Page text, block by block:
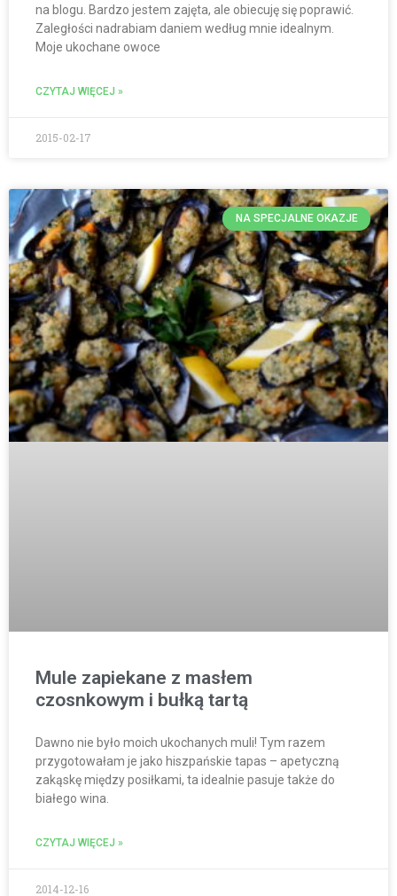
na blogu. Bardzo jestem zajęta, ale obiecuję się poprawić.
Zaległości nadrabiam daniem według mnie idealnym.
Moje ukochane owoce
CZYTAJ WIĘCEJ »
2015-02-17
NA SPECJALNE OKAZJE
Mule zapiekane z masłem
czosnkowym i bułką tartą
Dawno nie było moich ukochanych muli! Tym razem
przygotowałam je jako hiszpańskie tapas – apetyczną
zakąskę między posiłkami, ta idealnie pasuje także do
białego wina.
CZYTAJ WIĘCEJ »
2014-12-16